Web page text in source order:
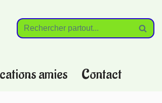
amies Contact